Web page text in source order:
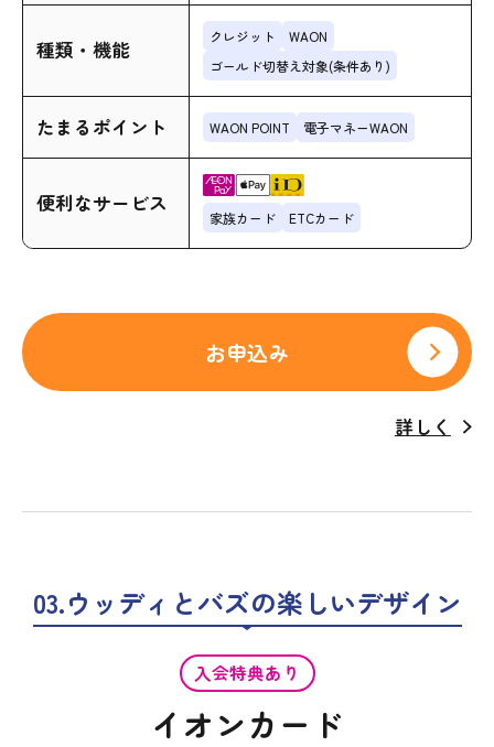
種類・機能
クレジット
WAON
ゴールド切替え対象(条件あり)
たまるポイント WAON POINT 電子マネーWAON
便利なサービス
家族カード ETCカード
お申込み
詳しく
03.ウッディとバズの楽しいデザイン
入会特典あり
イオンカード